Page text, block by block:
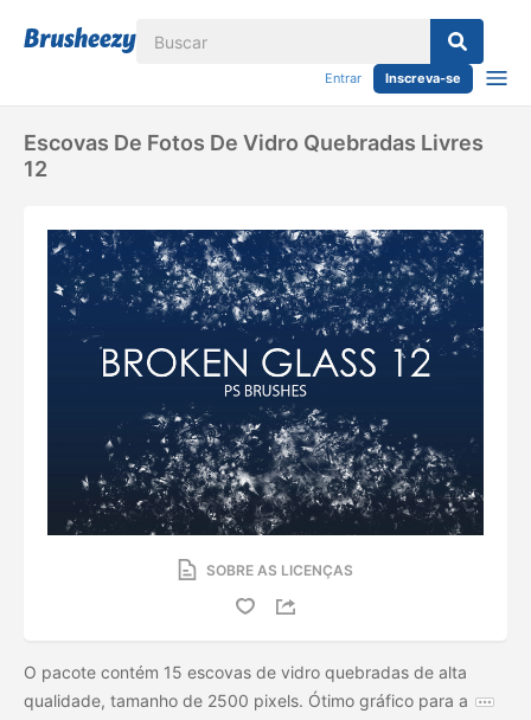
Entrar Inscreva-se
Escovas De Fotos De Vidro Quebradas Livres
12
SOBRE AS LICENÇAS
O pacote contém 15 escovas de vidro quebradas de alta
qualidade, tamanho de 2500 pixels. Ótimo gráfico para a